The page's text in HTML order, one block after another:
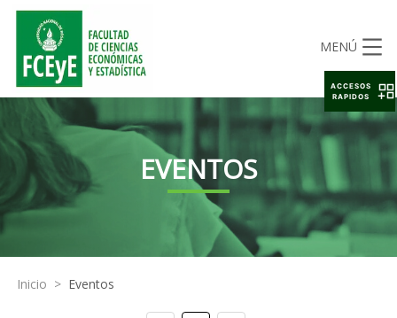
MENÚ
EVENTOS
Inicio > Eventos
ACCESOS
RAPIDOS